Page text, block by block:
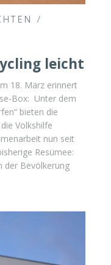
/
leicht
18. März erinnert
Box: Unter dem
bieten die
Volkshilfe
nun seit
Resümee:
der Bevölkerung